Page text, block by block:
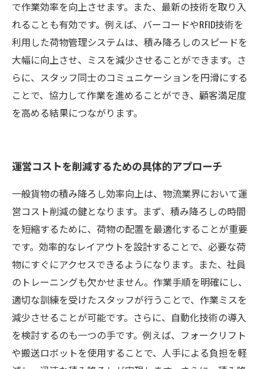
で作業効率を向上させます。また、最新の技術を取り入
れることも有効です。例えば、バーコードやRFID技術を
利用した荷物管理システムは、積み降ろしのスピードを
大幅に向上させ、ミスを減少させることができます。さ
らに、スタッフ同士のコミュニケーションを円滑にする
ことで、協力して作業を進めることができ、顧客満足度
を高める結果につながります。
運営コストを削減するための具体的アプローチ
一般貨物の積み降ろし効率向上は、物流業界において運
営コスト削減の鍵となります。まず、積み降ろしの時間
を短縮するために、荷物の配置を最適化することが重要
です。効率的なレイアウトを設計することで、必要な荷
物にすぐにアクセスできるようになります。また、社員
のトレーニングも欠かせません。作業手順を明確にし、
適切な訓練を受けたスタッフが行うことで、作業ミスを
減少させることが可能です。さらに、自動化技術の導入
を検討するのも一つの手です。例えば、フォークリフト
や搬送ロボットを使用することで、人手による負担を軽